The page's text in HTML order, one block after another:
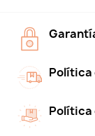
Política
Política